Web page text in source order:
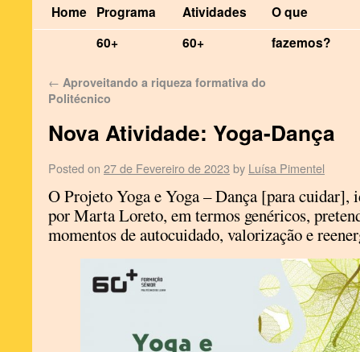
Home Programa
60+
Atividades
60+
O que
fazemos?
← Aproveitando a riqueza formativa do
Politécnico
Nova Atividade: Yoga-Dança
Posted on 27 de Fevereiro de 2023 by Luísa Pimentel
O Projeto Yoga e Yoga – Dança [para cuidar],
por Marta Loreto, em termos genéricos,
momentos de autocuidado, valorização e